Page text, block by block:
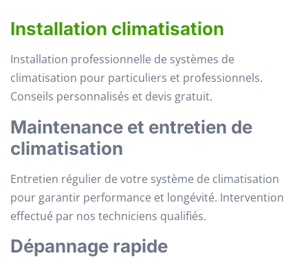
Installation climatisation
Installation professionnelle de systèmes de
climatisation pour particuliers et professionnels.
Conseils personnalisés et devis gratuit.
Maintenance et entretien de
climatisation
Entretien régulier de votre système de climatisation
pour garantir performance et longévité. Intervention
effectué par nos techniciens qualifiés.
Dépannage rapide